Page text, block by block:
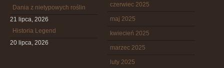
Dania z nietypowych roślin
21 lipca, 2026
Historia Legend
20 lipca, 2026
czerwiec 2025
maj 2025
kwiecień 2025
marzec 2025
luty 2025